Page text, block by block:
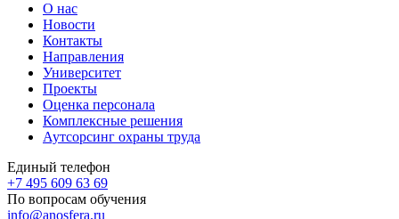
О нас
Новости
Контакты
Направления
Университет
Проекты
Оценка персонала
Комплексные решения
Аутсорсинг охраны труда
Единый телефон
+7 495 609 63 69
По вопросам обучения
info@anosfera.ru